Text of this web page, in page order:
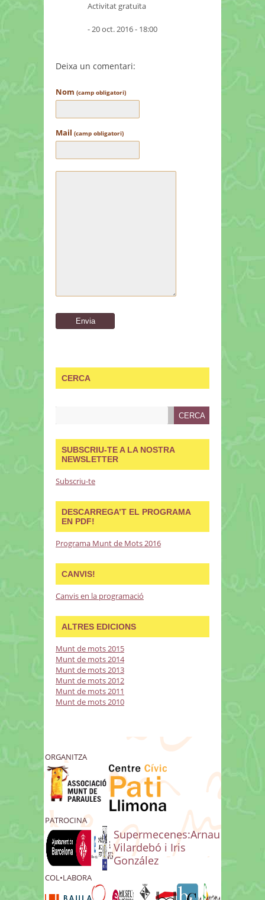
Activitat gratuïta
- 20 oct. 2016 - 18:00
Deixa un comentari:
Nom (camp obligatori)
Mail (camp obligatori)
CERCA
SUBSCRIU-TE A LA NOSTRA
NEWSLETTER
Subscriu-te
DESCARREGA’T EL PROGRAMA
EN PDF!
Programa Munt de Mots 2016
CANVIS!
Canvis en la programació
ALTRES EDICIONS
Munt de mots 2015
Munt de mots 2014
Munt de mots 2013
Munt de mots 2012
Munt de mots 2011
Munt de mots 2010
ORGANITZA
PATROCINA
Supermecenes:Arnau
Vilardebó i Iris
González
COL•LABORA